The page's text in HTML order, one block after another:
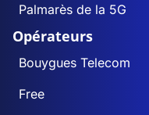
Palmarès de la 5G
Opérateurs
Bouygues Telecom
Free